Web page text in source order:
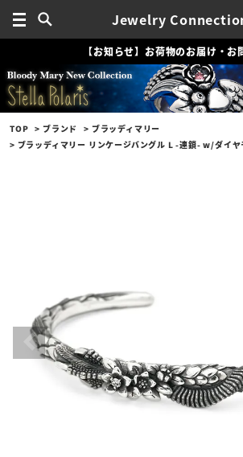
Jewelry
【お知らせ】お荷物のお届け・
TOP ブランド
ブラッディマリー
ブラッディマリー リンケージバングル L -連鎖- w/ダイヤ